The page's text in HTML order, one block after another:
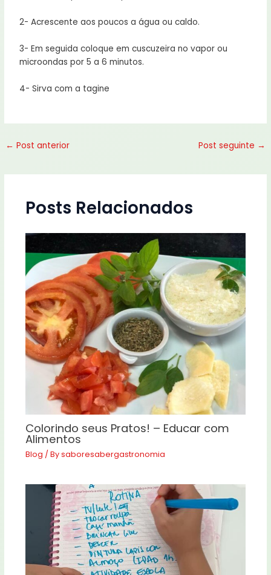
2- Acrescente aos poucos a água ou caldo.
3- Em seguida coloque em cuscuzeira no vapor ou
microondas por 5 a 6 minutos.
4- Sirva com a tagine
← Post anterior Post seguinte →
Posts Relacionados
Colorindo seus Pratos! – Educar com
Alimentos
Blog / Bysaboresabergastronomia